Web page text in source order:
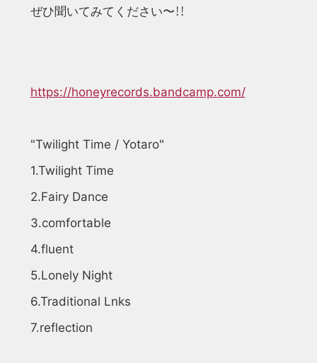
ぜひ聞いてみてください〜！！
https://honeyrecords.bandcamp.com/
"Twilight Time / Yotaro"
1.Twilight Time
2.Fairy Dance
3.comfortable
4.fluent
5.Lonely Night
6.Traditional Lnks
7.reflection